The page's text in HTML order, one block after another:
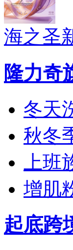
海之圣
隆力奇
冬天
秋冬
上
增肌
起底跨